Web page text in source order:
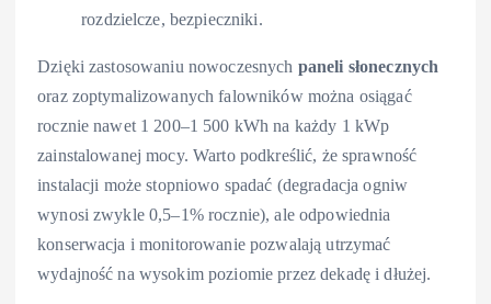
rozdzielcze, bezpieczniki.
Dzięki zastosowaniu nowoczesnych paneli słonecznych
oraz zoptymalizowanych falowników można osiągać
rocznie nawet 1 200–1 500 kWh na każdy 1 kWp
zainstalowanej mocy. Warto podkreślić, że sprawność
instalacji może stopniowo spadać (degradacja ogniw
wynosi zwykle 0,5–1% rocznie), ale odpowiednia
konserwacja i monitorowanie pozwalają utrzymać
wydajność na wysokim poziomie przez dekadę i dłużej.